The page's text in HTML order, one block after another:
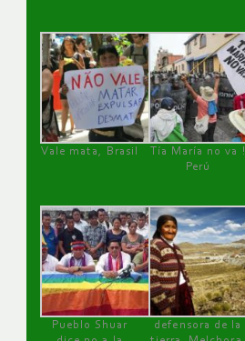
Vale mata, Brasil
Tía María no va !
Perú
Pueblo Shuar
defensora de la